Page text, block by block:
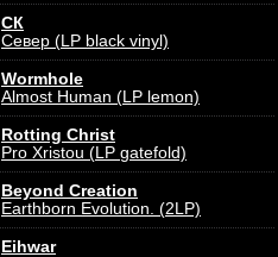
СК
Север (LP black vinyl)
Wormhole
Almost Human (LP lemon)
Rotting Christ
Pro Xristou (LP gatefold)
Beyond Creation
Earthborn Evolution. (2LP)
Eihwar